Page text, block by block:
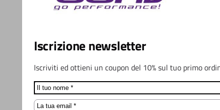
Iscrizione newsletter
Iscriviti ed ottieni un coupon del 10% sul tuo primo
Name
Email